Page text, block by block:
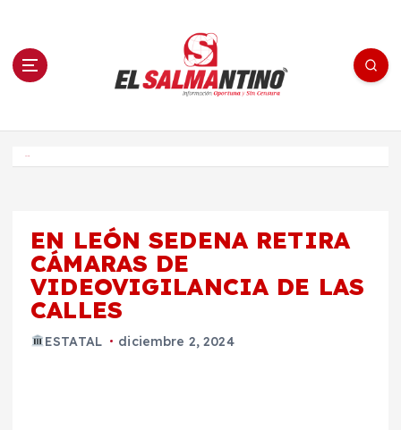
n El Salmantino - medios/noticias/editorial
EN LEÓN SEDENA RETIRA
CÁMARAS DE
VIDEOVIGILANCIA DE LAS
CALLES
ESTATAL diciembre 2, 2024